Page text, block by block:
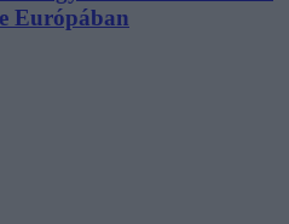
Európában